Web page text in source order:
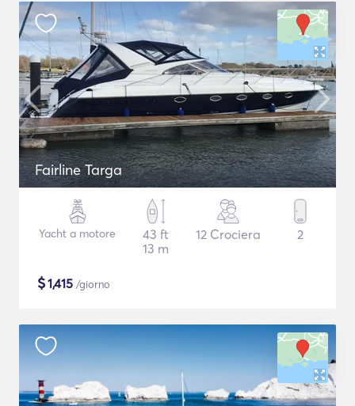
Fairline Targa
Yacht a motore
43 ft
13 m
12 Crociera 2
$1,415 /giorno